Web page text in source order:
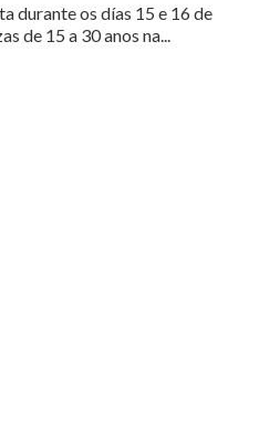
durante os días 15 e 16 de
de 15 a 30 anos na...